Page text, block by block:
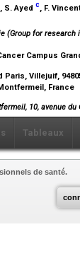
, S. Ayed c, F.
(Group for
Campus
Villejuif,
France
10, avenue
Tableaux
de santé.